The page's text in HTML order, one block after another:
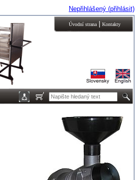
Úvodní strana| Kontakty
Nepřihlášený (přihlásit)